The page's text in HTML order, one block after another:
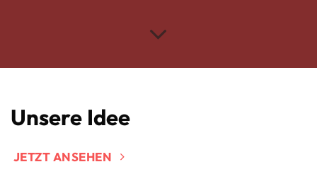
Unsere Idee
JETZT ANSEHEN